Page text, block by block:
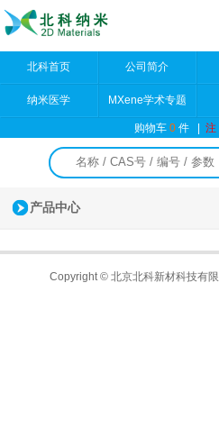
北科首页 公司简介
纳米医学 MXene学术专题
购物车0件 |注
产品中心
Copyright © 北京北科新材科技有限